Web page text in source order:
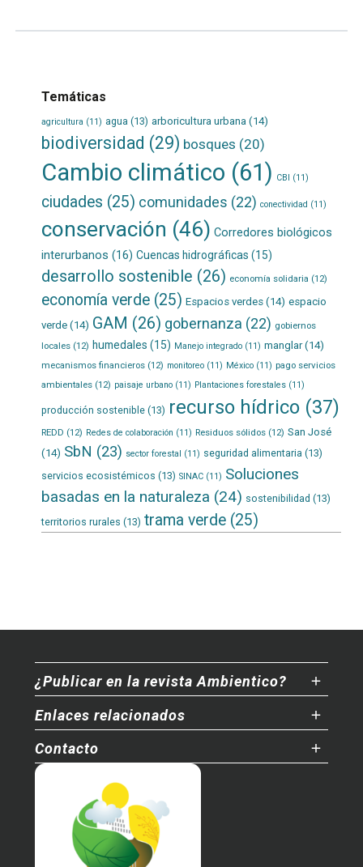
Temáticas
agricultura (11) agua (13) arboricultura urbana (14)
biodiversidad (29) bosques (20)
Cambio climático (61) CBI (11)
ciudades (25) comunidades (22) conectividad (11)
conservación (46) Corredores biológicos
interurbanos (16) Cuencas hidrográficas (15)
desarrollo sostenible (26) economía solidaria (12)
economía verde(25) Espacios verdes(14) espacio
verde(14) GAM (26) gobernanza (22) gobiernos
locales(12) humedales (15) Manejo integrado(11) manglar(14)
mecanismos financieros(12) monitoreo(11) México(11) pago servicios
ambientales(12) paisaje urbano(11) Plantaciones forestales(11)
producción sostenible(13) recurso hídrico(37)
REDD (12) Redes de colaboración (11) Residuos sólidos(12) San José
(14) SbN (23) sector forestal (11) seguridad alimentaria (13)
servicios ecosistémicos (13) SINAC(11) Soluciones
basadas en la naturaleza (24) sostenibilidad (13)
territorios rurales (13) trama verde(25)
¿Publicar en la revista Ambientico?
Enlaces relacionados
Contacto